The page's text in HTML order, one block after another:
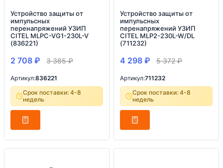
Устройство защиты от
импульсных
перенапряжений УЗИП
CITEL MLPC-VG1-230L-V
(836221)
2 708 ₽ 3 385₽
Артикул:836221
Срок поставки: 4-8
недель
Устройство защиты от
импульсных
перенапряжений УЗИП
CITEL MLP2-230L-W/DL
(711232)
4 298 ₽ 5 372₽
Артикул:711232
Срок поставки: 4-8
недель